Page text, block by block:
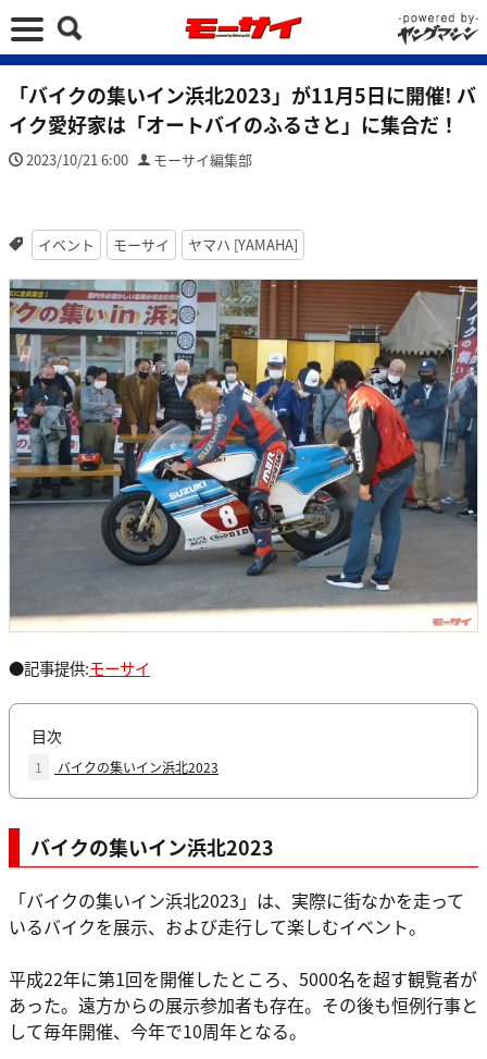
「バイクの集いイン浜北2023」が11月5日に開催! バ
イク愛好家は「オートバイのふるさと」に集合だ！
2023/10/21 6:00 モーサイ編集部
イベント モーサイ ヤマハ [YAMAHA]
●記事提供:モーサイ
目次
1 バイクの集いイン浜北2023
バイクの集いイン浜北2023
「バイクの集いイン浜北2023」は、実際に街なかを走って
いるバイクを展示、および走行して楽しむイベント。
平成22年に第1回を開催したところ、5000名を超す観覧者が
あった。遠方からの展示参加者も存在。その後も恒例行事と
して毎年開催、今年で10周年となる。